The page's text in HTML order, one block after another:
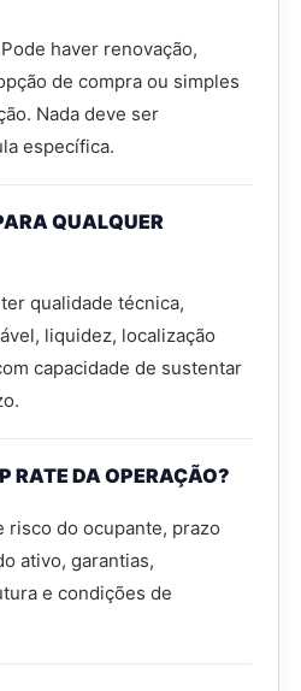
haver renovação,
de compra ou simples
Nada deve ser
específica.
QUALQUER
qualidade técnica,
liquidez, localização
capacidade de sustentar
RATE DA OPERAÇÃO?
risco do ocupante, prazo
ativo, garantias,
e condições de